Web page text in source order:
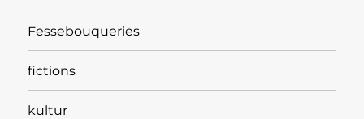
Fessebouqueries
fictions
kultur